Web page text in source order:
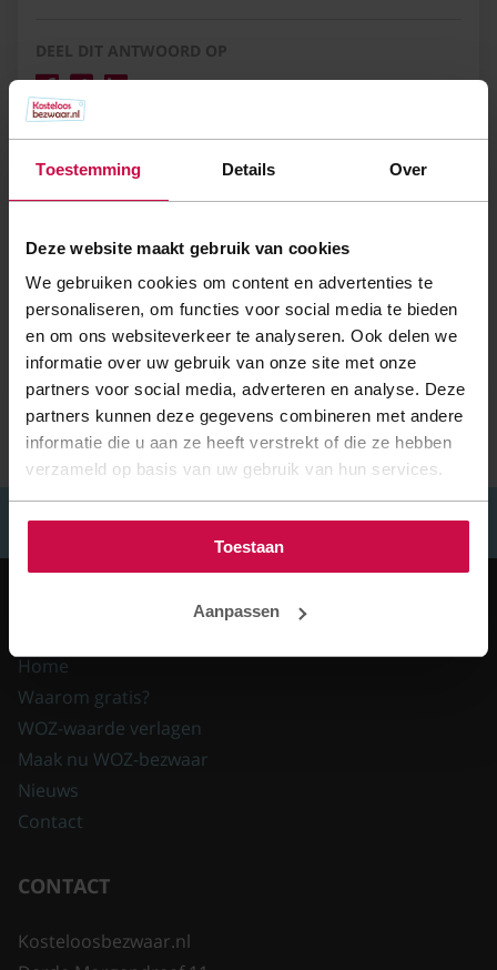
Toestemming Details Over
Deze website maakt gebruik van cookies
We gebruiken cookies om content en advertenties te
personaliseren, om functies voor social media te bieden
en om ons websiteverkeer te analyseren. Ook delen we
informatie over uw gebruik van onze site met onze
partners voor social media, adverteren en analyse. Deze
partners kunnen deze gegevens combineren met andere
informatie die u aan ze heeft verstrekt of die ze hebben
verzameld op basis van uw gebruik van hun services.
Toestaan
Aanpassen
DEEL DIT ANTWOORD OP
Wij vragen geen uitstel van betaling, nu
binnen de gestelde termijn te betalen. Als
u niet betaalt, riskeert u extra kosten bij
uw gemeente.
VOLG ONS OP
Home
Waarom gratis?
WOZ-waarde verlagen
Maak nu WOZ-bezwaar
Nieuws
Contact
CONTACT
Kosteloosbezwaar.nl